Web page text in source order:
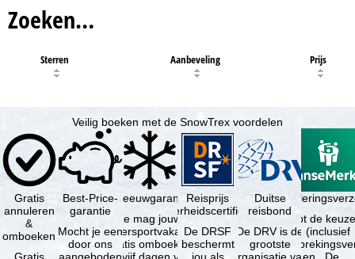
Zoeken…
Sterren Aanbeveling Prijs
Veilig boeken met de SnowTrex voordelen
Gratis
annuleren
&
omboeken
Best-Price-
garantie
Mocht je een
door ons
Sneeuwgarantie
Je mag jouw
wintersportvakantie
gratis omboeken
Reisprijs
zekerheidscertificaat
De DRSF
beschermt
Duitse
reisbond
De DRV is de
grootste
Je hebt de
(inclusief